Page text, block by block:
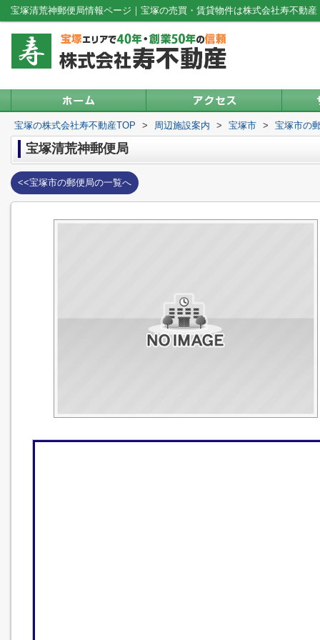
宝塚清荒神郵便局情報ページ｜宝塚の売買・賃貸物件は株式会社寿不動産
宝塚の株式会社寿不動産TOP > 周辺施設案内 > 宝塚市 > 宝塚市の
宝塚清荒神郵便局
<<宝塚市の郵便局の一覧へ